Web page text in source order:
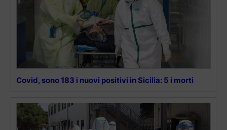
Covid, sono 183 i nuovi positivi in Sicilia: 5 i morti